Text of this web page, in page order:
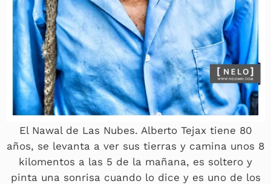
El Nawal de Las Nubes. Alberto Tejax tiene 80
años, se levanta a ver sus tierras y camina unos 8
kilomentos a las 5 de la mañana, es soltero y
pinta una sonrisa cuando lo dice y es uno de los